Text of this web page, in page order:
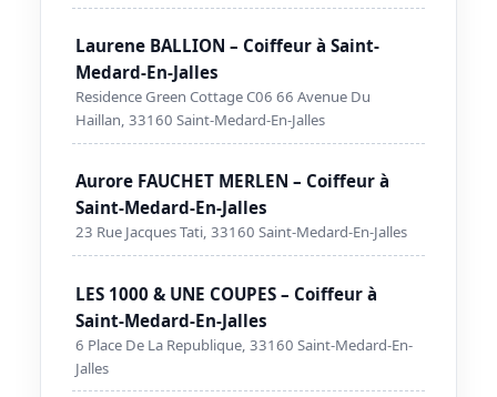
Laurene BALLION – Coiffeur à Saint-
Medard-En-Jalles
Residence Green Cottage C06 66 Avenue Du
Haillan, 33160 Saint-Medard-En-Jalles
Aurore FAUCHET MERLEN – Coiffeur à
Saint-Medard-En-Jalles
23 Rue Jacques Tati, 33160 Saint-Medard-En-Jalles
LES 1000 & UNE COUPES – Coiffeur à
Saint-Medard-En-Jalles
6 Place De La Republique, 33160 Saint-Medard-En-
Jalles